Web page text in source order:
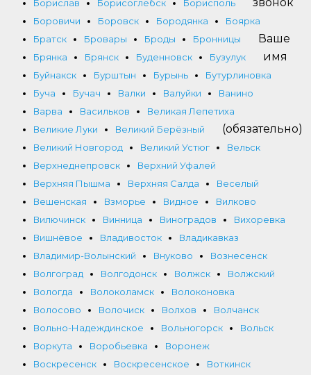
Борислав
Борисоглебск
Борисполь
Боровичи
Боровск Бородянка
Боярка
Братск
Бровары Броды
Бронницы
Брянка
Брянск Буденновск
Бузулук
Буйнакск
Бурштын Бурынь
Бутурлиновка
Буча
Бучач Валки Валуйки
Ванино
Варва
Васильков
Великая Лепетиха
Великие Луки
Великий Берёзный
Великий Новгород
Великий Устюг
Вельск
Верхнеднепровск
Верхний Уфалей
Верхняя Пышма
Верхняя Салда
Веселый
Вешенская
Взморье Видное
Вилково
Вилючинск
Винница Виноградов
Вихоревка
Вишнёвое
Владивосток
Владикавказ
Владимир-Волынский
Внуково
Вознесенск
Волгоград
Волгодонск Волжск
Волжский
Вологда
Волоколамск
Волоконовка
Волосово
Волочиск Волхов
Волчанск
Вольно-Надеждинское
Вольногорск
Вольск
Воркута
Воробьевка
Воронеж
Воскресенск
Воскресенское
Воткинск
Ваше
имя
(обязательно)